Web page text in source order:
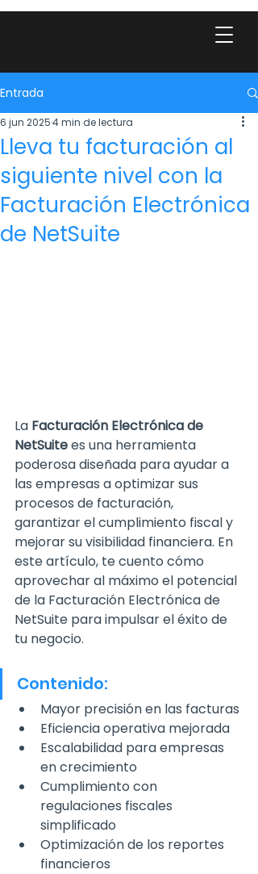
Entrada
Lleva tu facturación al
siguiente nivel con la
Facturación Electrónica
de NetSuite
6 jun 20254 min de lectura
La Facturación Electrónica de
NetSuite es una herramienta
poderosa diseñada para ayudar a
las empresas a optimizar sus
procesos de facturación,
garantizar el cumplimiento fiscal y
mejorar su visibilidad financiera. En
este artículo, te cuento cómo
aprovechar al máximo el potencial
de la Facturación Electrónica de
NetSuite para impulsar el éxito de
tu negocio.
Contenido:
Mayor precisión en las facturas
Eficiencia operativa mejorada
Escalabilidad para empresas
en crecimiento
Cumplimiento con
regulaciones fiscales
simplificado
Optimización de los reportes
financieros